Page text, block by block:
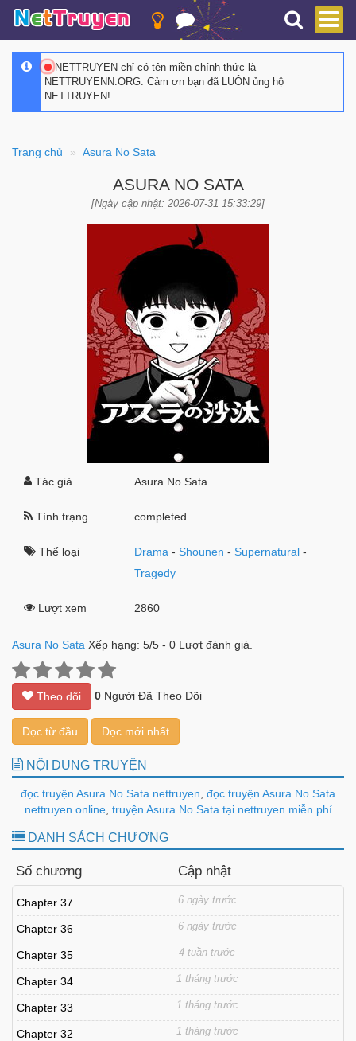
NETTRUYEN chỉ có tên miền chính thức là
NETTRUYENN.ORG. Cảm ơn bạn đã LUÔN ủng hộ
NETTRUYEN!
Trang chủ Asura No Sata
ASURA NO SATA
[Ngày cập nhật: 2026-07-31 15:33:29]
Tác giả Asura No Sata
Tình trạng completed
Thể loại Drama -Shounen -Supernatural -
Tragedy
Lượt xem 2860
Asura No Sata Xếp hạng: 5/5 - 0 Lượt đánh giá.
Theo dõi 0 Người Đã Theo Dõi
Đọc từ đầu Đọc mới nhất
NỘI DUNG TRUYỆN
đọc truyện Asura No Sata nettruyen đọc truyện Asura No Sata
nettruyen online, truyện Asura No Sata tại nettruyen miễn phí
DANH SÁCH CHƯƠNG
Số chương Cập nhật
Chapter 37 6 ngày trước
Chapter 36 6 ngày trước
Chapter 35 4 tuần trước
Chapter 34 1 tháng trước
Chapter 33 1 tháng trước
Chapter 32 1 tháng trước